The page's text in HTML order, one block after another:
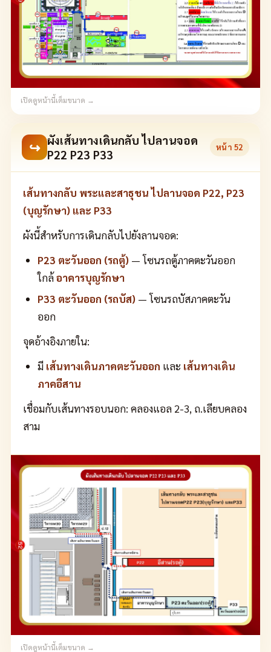
เปิดดูหน้านี้เต็มขนาด →
↪ ผังเส้นทางเดินกลับ ไปลานจอด
P22 P23 P33
หน้า 52
เส้นทางกลับ พระและสาธุชน ไปลานจอด P22, P23
(บุญรักษา) และ P33
ผังนี้สำหรับการเดินกลับไปยังลานจอด:
P23 ตะวันออก (รถตู้) — โซนรถตู้ภาคตะวันออก
ใกล้อาคารบุญรักษา
P33 ตะวันออก (รถบัส) — โซนรถบัสภาคตะวัน
ออก
จุดอ้างอิงภายใน:
มี เส้นทางเดินภาคตะวันออก และ เส้นทางเดิน
ภาคอีสาน
เชื่อมกับเส้นทางรอบนอก: คลองแอล 2-3, ถ.เลียบคลอง
สาม
เปิดดูหน้านี้เต็มขนาด →